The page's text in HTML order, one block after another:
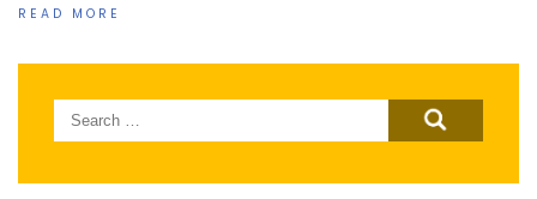
READ MORE
Search
for: